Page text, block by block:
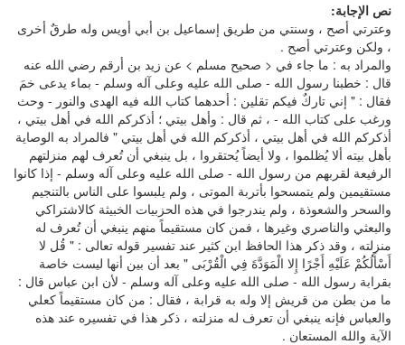
نص الإجابة:
وعترتي أصح ، وسنتي من طريق إسماعيل بن أبي أويس وله طرقٌ أخرى
، ولكن وعترتي أصح .
والمراد به : ما جاء في < صحيح مسلم > عن زيد بن أرقم رضي الله عنه
قال : خطبنا رسول الله - صلى الله عليه وعلى آله وسلم - بماء يدعى خمَ
فقال : " إني تاركٌ فيكم تقلين : أحدهما كتاب الله فيه الهدى والنور - وحث
ورغب على كتاب الله - ، ثم قال : وأهل بيتي ؛ أذكركم الله في أهل بيتي ،
أذكركم الله في أهل بيتي ، أذكركم الله في أهل بيتي " فالمراد به الوصاية
بأهل بيته ألا يُظلموا ، ولا أيضاً يُحتقروا ، بل ينبغي أن تُعرف لهم منزلتهم
الرفيعة لقربهم من رسول الله - صلى الله عليه وعلى آله وسلم - إذا كانوا
مستقيمين ولم يتمسحوا بأتربة الموتى ، ولم يلبسوا على الناس بالتنجيم
والسحر والشعوذة ، ولم يندرجوا في هذه الحزبيات الخبيثة كالاشتراكي
والبعثي والناصري وغيرها ، فمن كان مستقيماً منهم ينبغي أن تُعرف له
منزلته ، وقد ذكر هذا الحافظ ابن كثير عند تفسير قوله تعالى : " قُل لا
أَسْأَلُكُمْ عَلَيْهِ أَجْرًا إِلا الْمَوَدَّةَ فِي الْقُرْبَى " بعد أن بين أنها ليست خاصة
بقرابة رسول الله - صلى الله عليه وعلى آله وسلم - لأن ابن عباس قال :
ما من بطن من قريش إلا وله به قرابة ، فقال : من كان مستقيماً كعلي
والعباس فإنه ينبغي أن تعرف له منزلته ، ذكر هذا في تفسيره عند هذه
الآية والله المستعان .